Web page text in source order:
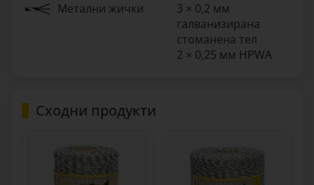
Метални жички
3 × 0,2 мм
галванизирана
стоманена тел
2 × 0,25 мм HPWA
Сходни продукти